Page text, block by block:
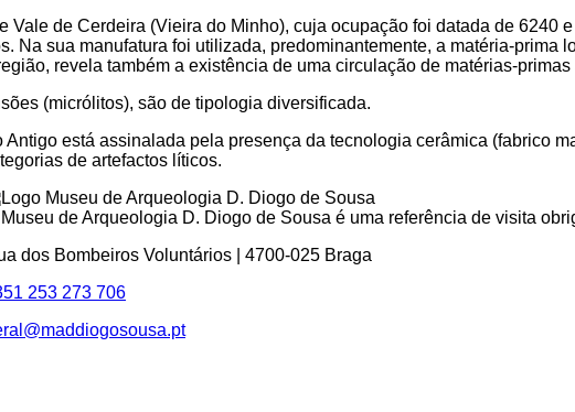
Vale de Cerdeira (Vieira do Minho), cuja ocupação foi datada de 6240
Na sua manufatura foi utilizada, predominantemente, a matéria-
revela também a existência de uma circulação de matérias-
(micrólitos), são de tipologia diversificada.
está assinalada pela presença da tecnologia cerâmica (fabrico
de artefactos líticos.
de Arqueologia D. Diogo de Sousa é uma referência de visita
dos Bombeiros Voluntários | 4700-025 Braga
253 273 706